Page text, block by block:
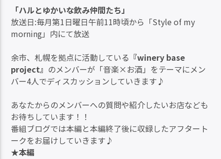
「ハルとゆかいな飲み仲間たち」
放送日:毎月第1日曜日午前11時頃から「Style of my
morning」内にて放送
余市、札幌を拠点に活動している 『winery base
project』 のメンバーが「音楽×お酒」をテーマにメン
バー4人でディスカッションしていきます♪
あなたからのメンバーへの質問や紹介したいお店なども
お待ちしています！！
番組ブログでは本編と本編終了後に収録したアフタート
ークをお届けしていきます♪
★本編